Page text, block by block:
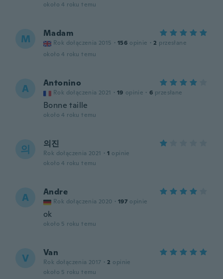
około 4 roku temu
M Madam
Rok dołączenia 2015 · 156 opinie · 2 przesłane
około 4 roku temu
A Antonino
Rok dołączenia 2021 · 19 opinie · 6 przesłane
Bonne taille
około 4 roku temu
의 의진
Rok dołączenia 2021 · 1 opinie
około 4 roku temu
A Andre
Rok dołączenia 2020 · 197 opinie
ok
około 5 roku temu
V Van
Rok dołączenia 2017 · 2 opinie
około 5 roku temu